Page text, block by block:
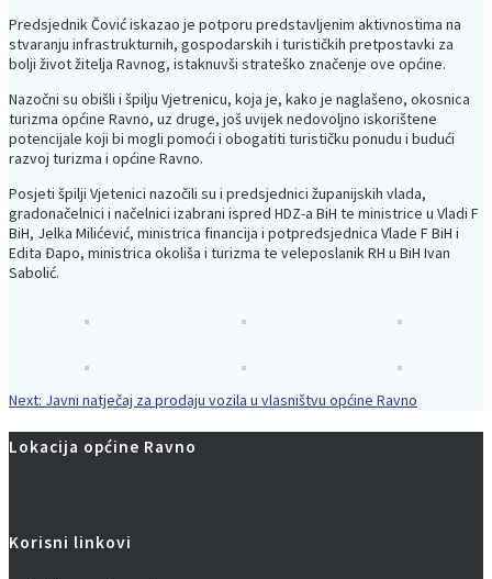
Predsjednik Čović iskazao je potporu predstavljenim aktivnostima na
stvaranju infrastrukturnih, gospodarskih i turističkih pretpostavki za
bolji život žitelja Ravnog, istaknuvši strateško značenje ove općine.
Nazočni su obišli i špilju Vjetrenicu, koja je, kako je naglašeno, okosnica
turizma općine Ravno, uz druge, još uvijek nedovoljno iskorištene
potencijale koji bi mogli pomoći i obogatiti turističku ponudu i budući
razvoj turizma i općine Ravno.
Posjeti špilji Vjetenici nazočili su i predsjednici županijskih vlada,
gradonačelnici i načelnici izabrani ispred HDZ-a BiH te ministrice u Vladi F
BiH, Jelka Milićević, ministrica financija i potpredsjednica Vlade F BiH i
Edita Đapo, ministrica okoliša i turizma te veleposlanik RH u BiH Ivan
Sabolić.
Navigacija
objava
Next: Next
Javni natječaj za prodaju vozila u vlasništvu općine Ravno
Lokacija općine Ravno
Korisni linkovi